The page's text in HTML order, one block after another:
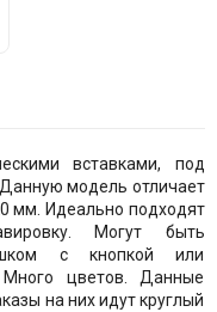
вставками, под
Данную модель отличает
мм. Идеально подходят
Могут быть
с кнопкой или
цветов. Данные
на них идут круглый